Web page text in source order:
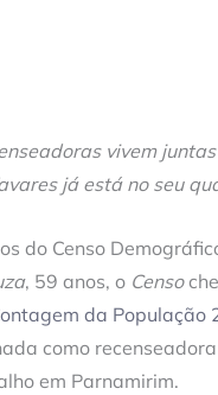
vivem
já está no seu
do Censo
, 59 anos, o Censo
da População
como
em Parnamirim.